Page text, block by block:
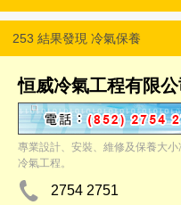
253 結果發現 冷氣保養
恒威冷氣工程有限公
專業設計、安裝、維修及保養大
冷氣工程。
2754 2751